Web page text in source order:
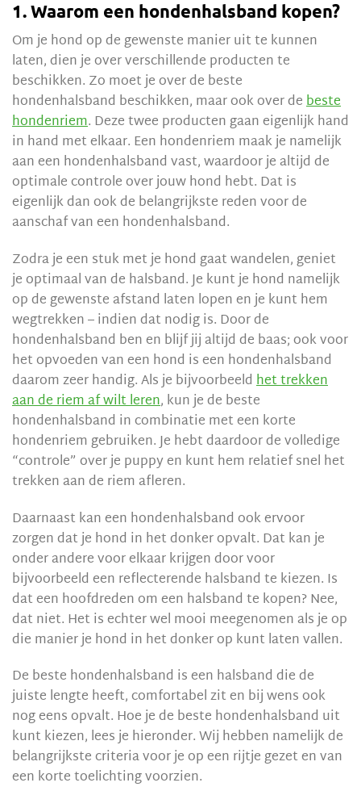
1. Waarom een hondenhalsband kopen?
Om je hond op de gewenste manier uit te kunnen
laten, dien je over verschillende producten te
beschikken. Zo moet je over de beste
hondenhalsband beschikken, maar ook over debeste
hondenriem. Deze twee producten gaan eigenlijk hand
in hand met elkaar. Een hondenriem maak je namelijk
aan een hondenhalsband vast, waardoor je altijd de
optimale controle over jouw hond hebt. Dat is
eigenlijk dan ook de belangrijkste reden voor de
aanschaf van een hondenhalsband.
Zodra je een stuk met je hond gaat wandelen, geniet
je optimaal van de halsband. Je kunt je hond namelijk
op de gewenste afstand laten lopen en je kunt hem
wegtrekken – indien dat nodig is. Door de
hondenhalsband ben en blijf jij altijd de baas; ook voor
het opvoeden van een hond is een hondenhalsband
daarom zeer handig. Als je bijvoorbeeld het trekken
aan de riem af wilt leren, kun je de beste
hondenhalsband in combinatie met een korte
hondenriem gebruiken. Je hebt daardoor de volledige
“controle” over je puppy en kunt hem relatief snel het
trekken aan de riem afleren.
Daarnaast kan een hondenhalsband ook ervoor
zorgen dat je hond in het donker opvalt. Dat kan je
onder andere voor elkaar krijgen door voor
bijvoorbeeld een reflecterende halsband te kiezen. Is
dat een hoofdreden om een halsband te kopen? Nee,
dat niet. Het is echter wel mooi meegenomen als je op
die manier je hond in het donker op kunt laten vallen.
De beste hondenhalsband is een halsband die de
juiste lengte heeft, comfortabel zit en bij wens ook
nog eens opvalt. Hoe je de beste hondenhalsband uit
kunt kiezen, lees je hieronder. Wij hebben namelijk de
belangrijkste criteria voor je op een rijtje gezet en van
een korte toelichting voorzien.